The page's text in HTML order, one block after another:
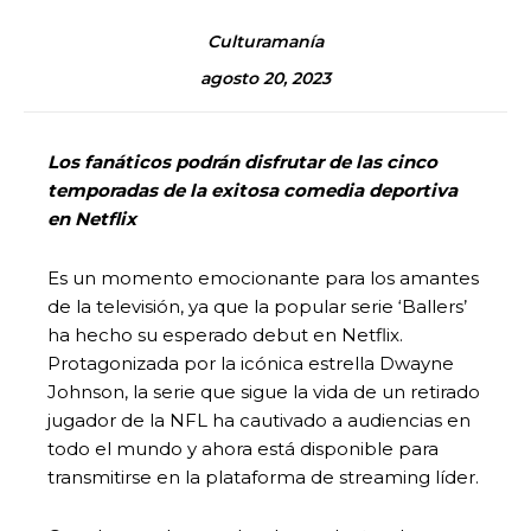
Culturamanía
agosto 20, 2023
Los fanáticos podrán disfrutar de las cinco
temporadas de la exitosa comedia deportiva
en Netflix
Es un momento emocionante para los amantes
de la televisión, ya que la popular serie ‘Ballers’
ha hecho su esperado debut en Netflix.
Protagonizada por la icónica estrella Dwayne
Johnson, la serie que sigue la vida de un retirado
jugador de la NFL ha cautivado a audiencias en
todo el mundo y ahora está disponible para
transmitirse en la plataforma de streaming líder.